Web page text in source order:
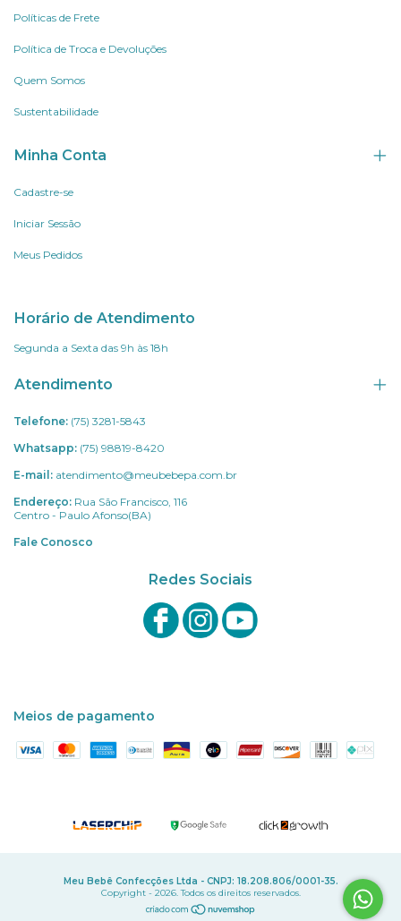
Políticas de Frete
Política de Troca e Devoluções
Quem Somos
Sustentabilidade
Minha Conta
Cadastre-se
Iniciar Sessão
Meus Pedidos
Horário de Atendimento
Segunda a Sexta das 9h às 18h
Atendimento
Telefone: (75) 3281-5843
Whatsapp: (75) 98819-8420
E-mail: atendimento@meubebepa.com.br
Endereço: Rua São Francisco, 116
Centro - Paulo Afonso(BA)
Fale Conosco
Redes Sociais
Meios de pagamento
Meu Bebê Confecções Ltda - CNPJ: 18.208.806/0001-35.
Copyright - 2026. Todos os direitos reservados.